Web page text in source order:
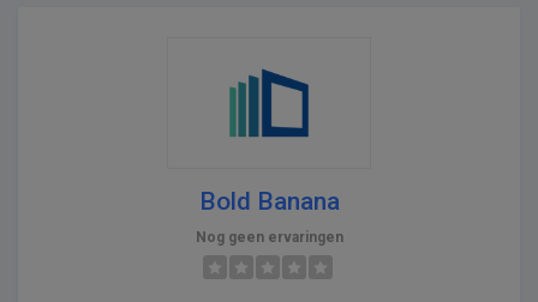
Bold Banana
Nog geen ervaringen